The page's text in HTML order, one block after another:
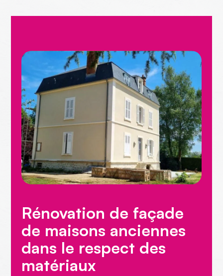
Rénovation de façade
de maisons anciennes
dans le respect des
matériaux